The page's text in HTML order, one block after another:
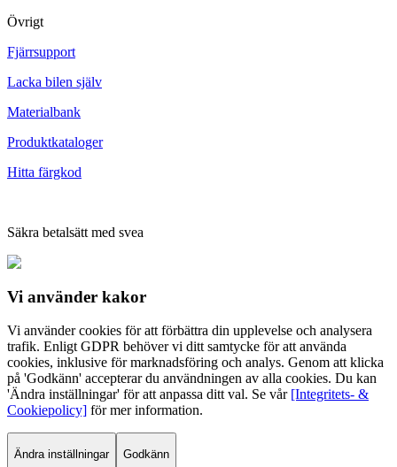
Övrigt
Fjärrsupport
Lacka bilen själv
Materialbank
Produktkataloger
Hitta färgkod
Säkra betalsätt med svea
Vi använder kakor
Vi använder cookies för att förbättra din upplevelse och analysera
trafik. Enligt GDPR behöver vi ditt samtycke för att använda
cookies, inklusive för marknadsföring och analys. Genom att klicka
på 'Godkänn' accepterar du användningen av alla cookies. Du kan
'Ändra inställningar' för att anpassa ditt val. Se vår [Integritets- &
Cookiepolicy] för mer information.
Ändra inställningar Godkänn